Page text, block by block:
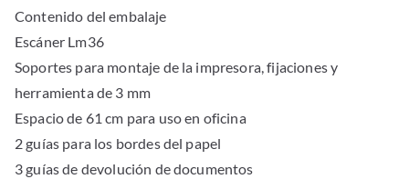
Contenido del embalaje
Escáner Lm36
Soportes para montaje de la impresora, fijaciones y
herramienta de 3 mm
Espacio de 61 cm para uso en oficina
2 guías para los bordes del papel
3 guías de devolución de documentos